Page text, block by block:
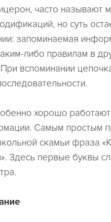
часто называют
но суть
запоминаемая
либо правилам в
вспоминании
хорошо
Самым простым
скамьи фраза
Здесь первые буквы